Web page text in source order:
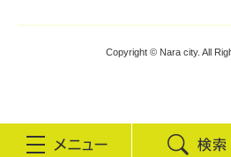
Copyright © Nara city. All